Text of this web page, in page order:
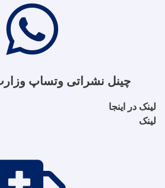
چینل نشراتی وتساپ
لینک در اینجا
لینک